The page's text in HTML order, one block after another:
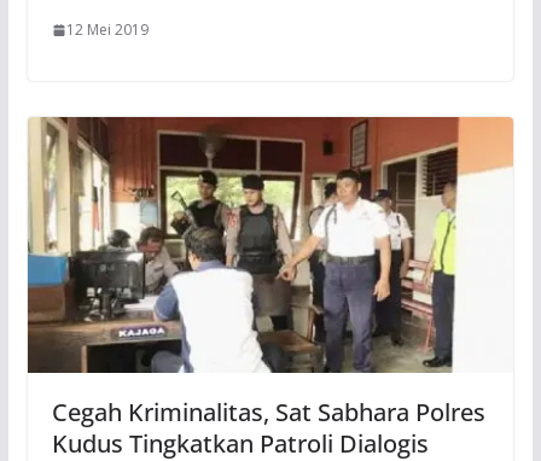
12 Mei 2019
Cegah Kriminalitas, Sat Sabhara Polres
Kudus Tingkatkan Patroli Dialogis